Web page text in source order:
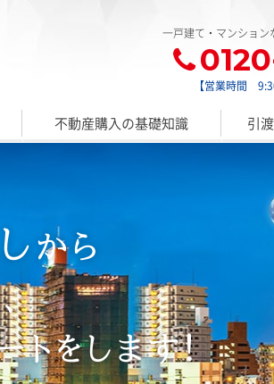
一戸建て・マンショ
【営業時間
不動産購入の基礎知識 引